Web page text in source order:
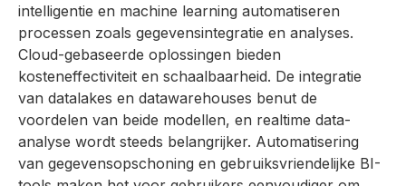
intelligentie en machine learning automatiseren
processen zoals gegevensintegratie en analyses.
Cloud-gebaseerde oplossingen bieden
kosteneffectiviteit en schaalbaarheid. De integratie
van datalakes en datawarehouses benut de
voordelen van beide modellen, en realtime data-
analyse wordt steeds belangrijker. Automatisering
van gegevensopschoning en gebruiksvriendelijke BI-